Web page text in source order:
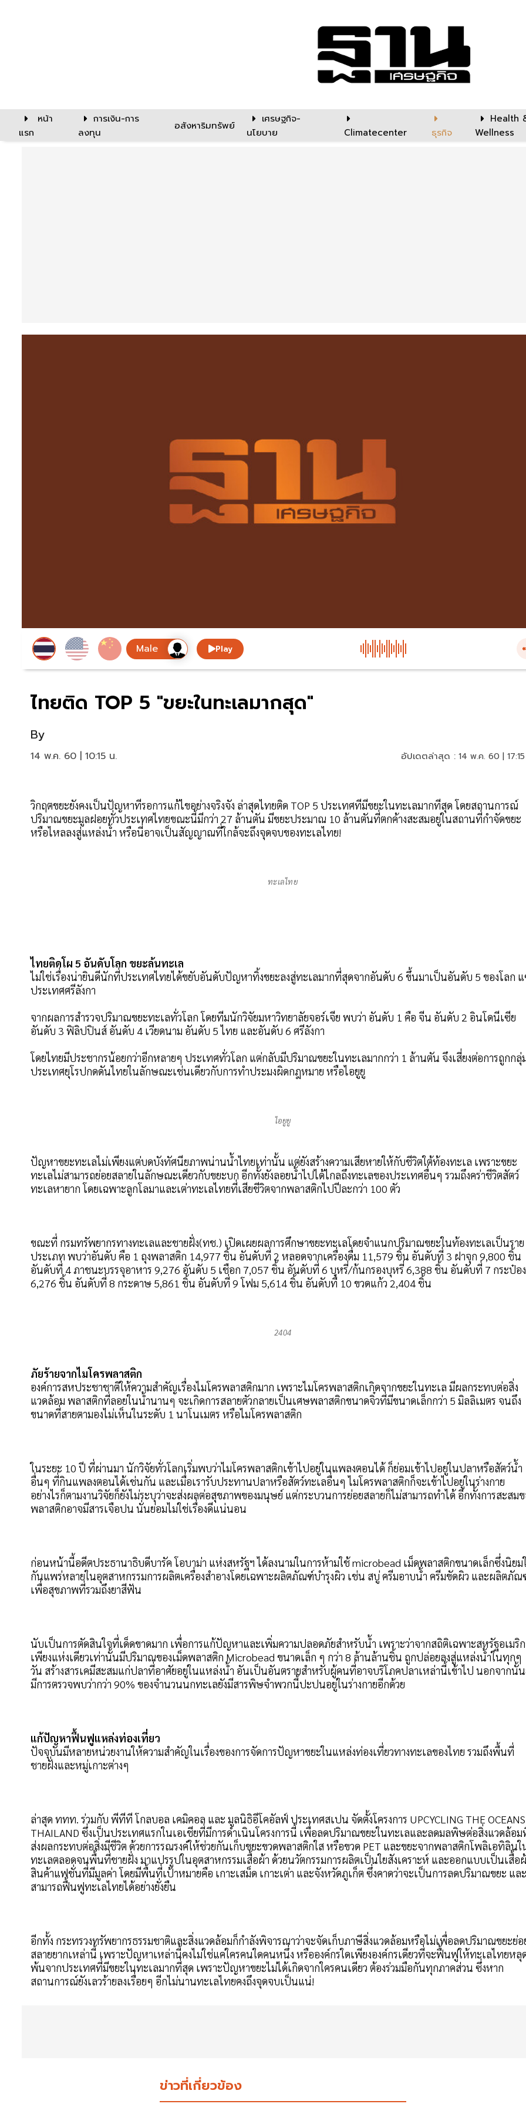
หน้า
แรก
การเงิน-การ
ลงทุน
อสังหาริมทรัพย์
เศรษฐกิจ-
นโยบาย
Climatecenter ธุรกิจ
Health
Wellness
Play
ไทยติด TOP 5 "ขยะในทะเลมากสุด"
By
14 พ.ค. 60 | 10:15 น. อัปเดตล่าสุด : 14 พ.ค. 60 |
วิกฤตขยะยังคงเป็นปัญหาที่รอการแก้ไขอย่างจริงจัง ล่าสุดไทยติด TOP 5 ประเทศที่มีขยะในทะเลมากที่สุด โดยสถานการณ์
ปริมาณขยะมูลฝอยทั่วประเทศไทยขณะนี้มีกว่า 27 ล้านตัน มีขยะประมาณ 10 ล้านตันที่ตกค้างสะสมอยู่ในสถานที่กำจัดขยะ
หรือไหลลงสู่แหล่งน้ำ หรือนี่อาจเป็นสัญญาณที่ใกล้จะถึงจุดจบของทะเลไทย!
ทะเลไทย
ไทยติดโผ 5 อันดับโลก ขยะล้นทะเล
ไม่ใช่เรื่องน่ายินดีนักที่ประเทศไทยได้ขยับอันดับปัญหาทิ้งขยะลงสู่ทะเลมากที่สุดจากอันดับ 6 ขึ้นมาเป็นอันดับ 5 ของโลก แ
ประเทศศรีลังกา
จากผลการสำรวจปริมาณขยะทะเลทั่วโลก โดยทีมนักวิจัยมหาวิทยาลัยจอร์เจีย พบว่า อันดับ 1 คือ จีน อันดับ 2 อินโดนีเซีย
อันดับ 3 ฟิลิปปินส์ อันดับ 4 เวียดนาม อันดับ 5 ไทย และอันดับ 6 ศรีลังกา
โดยไทยมีประชากรน้อยกว่าอีกหลายๆ ประเทศทั่วโลก แต่กลับมีปริมาณขยะในทะเลมากกว่า 1 ล้านตัน จึงเสี่ยงต่อการถูกกลุ่
ประเทศยุโรปกดดันไทยในลักษณะเช่นเดียวกับการทำประมงผิดกฎหมาย หรือไอยูยู
ไอยูยู
ปัญหาขยะทะเลไม่เพียงแต่บดบังทัศนียภาพน่านน้ำไทยเท่านั้น แต่ยังสร้างความเสียหายให้กับชีวิตใต้ท้องทะเล เพราะขยะ
ทะเลไม่สามารถย่อยสลายในลักษณะเดียวกับขยะบก อีกทั้งยังลอยน้ำไปได้ไกลถึงทะเลของประเทศอื่นๆ รวมถึงคร่าชีวิตสัตว์
ทะเลหายาก โดยเฉพาะลูกโลมาและเต่าทะเลไทยที่เสียชีวิตจากพลาสติกไปปีละกว่า 100 ตัว
ขณะที่ กรมทรัพยากรทางทะเลและชายฝั่ง(ทช.) เปิดเผยผลการศึกษาขยะทะเลโดยจำแนกปริมาณขยะในท้องทะเลเป็นราย
ประเภท พบว่าอันดับ คือ 1 ถุงพลาสติก 14,977 ชิ้น อันดับที่ 2 หลอดจากเครื่องดื่ม 11,579 ชิ้น อันดับที่ 3 ฝาจุก 9,800 ชิ้น
อันดับที่ 4 ภาชนะบรรจุอาหาร 9,276 อันดับ 5 เชือก 7,057 ชิ้น อันดับที่ 6 บุหรี่/ก้นกรองบุหรี่ 6,388 ชิ้น อันดับที่ 7 กระป๋อง
6,276 ชิ้น อันดับที่ 8 กระดาษ 5,861 ชิ้น อันดับที่ 9 โฟม 5,614 ชิ้น อันดับที่ 10 ขวดแก้ว 2,404 ชิ้น
2404
ภัยร้ายจากไมโครพลาสติก
องค์การสหประชาชาติให้ความสำคัญเรื่องไมโครพลาสติกมาก เพราะไมโครพลาสติกเกิดจากขยะในทะเล มีผลกระทบต่อสิ่ง
แวดล้อม พลาสติกที่ลอยในน้ำนานๆ จะเกิดการสลายตัวกลายเป็นเศษพลาสติกขนาดจิ๋วที่มีขนาดเล็กกว่า 5 มิลลิเมตร จนถึง
ขนาดที่สายตามองไม่เห็นในระดับ 1 นาโนเมตร หรือไมโครพลาสติก
ในระยะ 10 ปี ที่ผ่านมา นักวิจัยทั่วโลกเริ่มพบว่าไมโครพลาสติกเข้าไปอยู่ในแพลงตอนได้ ก็ย่อมเข้าไปอยู่ในปลาหรือสัตว์น้ำ
อื่นๆ ที่กินแพลงตอนได้เช่นกัน และเมื่อเรารับประทานปลาหรือสัตว์ทะเลอื่นๆ ไมโครพลาสติกก็จะเข้าไปอยู่ในร่างกาย
อย่างไรก็ตามงานวิจัยก็ยังไม่ระบุว่าจะส่งผลต่อสุขภาพของมนุษย์ แต่กระบวนการย่อยสลายก็ไม่สามารถทำได้ อีกทั้งการสะสม
พลาสติกอาจมีสารเจือปน นั่นย่อมไม่ใช่เรื่องดีแน่นอน
ก่อนหน้านี้อดีตประธานาธิบดีบารัค โอบาม่า แห่งสหรัฐฯ ได้ลงนามในการห้ามใช้ microbead เม็ดพลาสติกขนาดเล็กซึ่งนิยม
กันแพร่หลายในอุตสาหกรรมการผลิตเครื่องสำอางโดยเฉพาะผลิตภัณฑ์บำรุงผิว เช่น สบู่ ครีมอาบน้ำ ครีมขัดผิว และผลิตภั
เพื่อสุขภาพที่รวมถึงยาสีฟัน
นับเป็นการตัดสินใจที่เด็ดขาดมาก เพื่อการแก้ปัญหาและเพิ่มความปลอดภัยสำหรับน้ำ เพราะว่าจากสถิติเฉพาะสหรัฐอเมริ
เพียงแห่งเดียวเท่านั้นมีปริมาณของเม็ดพลาสติก Microbead ขนาดเล็ก ๆ กว่า 8 ล้านล้านชิ้น ถูกปล่อยลงสู่แหล่งน้ำในทุกๆ
วัน สร้างสารเคมีสะสมแก่ปลาที่อาศัยอยู่ในแหล่งน้ำ อันเป็นอันตรายสำหรับผู้คนที่อาจบริโภคปลาเหล่านี้เข้าไป นอกจากนั้น
มีการตรวจพบว่ากว่า 90% ของจำนวนนกทะเลยังมีสารพิษจำพวกนี้ปะปนอยู่ในร่างกายอีกด้วย
แก้ปัญหาฟื้นฟูแหล่งท่องเที่ยว
ปัจจุบันมีหลายหน่วยงานให้ความสำคัญในเรื่องของการจัดการปัญหาขยะในแหล่งท่องเที่ยวทางทะเลของไทย รวมถึงพื้นที่
ชายฝั่งและหมู่เกาะต่างๆ
ล่าสุด ททท. ร่วมกับ พีทีที โกลบอล เคมิคอล และ มูลนิธิอีโคอัลฟ์ ประเทศสเปน จัดตั้งโครงการ UPCYCLING THE
THAILAND ซึ่งเป็นประเทศแรกในเอเชียที่มีการดำเนินโครงการนี้ เพื่อลดปริมาณขยะในทะเลและลดมลพิษต่อสิ่งแวดล้อ
ส่งผลกระทบต่อสิ่งมีชีวิต ด้วยการรณรงค์ให้ช่วยกันเก็บขยะขวดพลาสติกใส หรือขวด PET และขยะจากพลาสติกโพลิเอทิลินใ
ทะเลตลอดจนพื้นที่ชายฝั่ง มาแปรรูปในอุตสาหกรรมเสื้อผ้า ด้วยนวัตกรรมการผลิตเป็นใยสังเคราะห์ และออกแบบเป็นเสื้อ
สินค้าแฟชั่นที่มีมูลค่า โดยมีพื้นที่เป้าหมายคือ เกาะเสม็ด เกาะเต่า และจังหวัดภูเก็ต ซึ่งคาดว่าจะเป็นการลดปริมาณขยะ และ
สามารถฟื้นฟูทะเลไทยได้อย่างยั่งยืน
อีกทั้ง กระทรวงทรัพยากรธรรมชาติและสิ่งแวดล้อมก็กำลังพิจารณาว่าจะจัดเก็บภาษีสิ่งแวดล้อมหรือไม่เพื่อลดปริมาณขยะย่อ
สลายยากเหล่านี้ เพราะปัญหาเหล่านี้คงไม่ใช่แค่ใครคนใดคนหนึ่ง หรือองค์กรใดเพียงองค์กรเดียวที่จะฟื้นฟูให้ทะเลไทยหลุ
พ้นจากประเทศที่มีขยะในทะเลมากที่สุด เพราะปัญหาขยะไม่ได้เกิดจากใครคนเดียว ต้องร่วมมือกันทุกภาคส่วน ซึ่งหาก
สถานการณ์ยังเลวร้ายลงเรื่อยๆ อีกไม่นานทะเลไทยคงถึงจุดจบเป็นแน่!
ข่าวที่เกี่ยวข้อง